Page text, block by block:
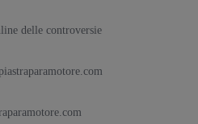
delle controversie